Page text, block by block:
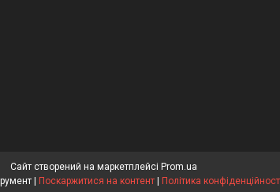
Сайт створений на маркетплейсі Prom.ua
Поскаржитися на контент Політика